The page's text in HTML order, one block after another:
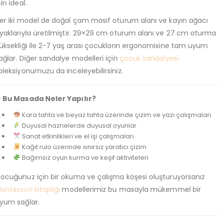
ideal.
iki model de doğal çam masif oturum alanı ve kayın ağacı
üretilmiştir. 29×29 cm oturum alanı ve 27 cm oturma
ile 2-7 yaş arası çocukların ergonomisine tam uyum
Diğer sandalye modelleri için çocuk sandalyesi
da inceleyebilirsiniz.
Bu Masada Neler Yapılır?
Kara tahta ve beyaz tahta üzerinde çizim ve yazı çalışmaları
Duyusal haznelerde duyusal oyunlar
Sanat etkinlikleri ve el işi çalışmaları
Kağıt rulo üzerinde sınırsız yaratıcı çizim
Bağımsız oyun kurma ve keşif aktiviteleri
için bir okuma ve çalışma köşesi oluşturuyorsanız
kitaplığı modellerimiz bu masayla mükemmel bir
sağlar.